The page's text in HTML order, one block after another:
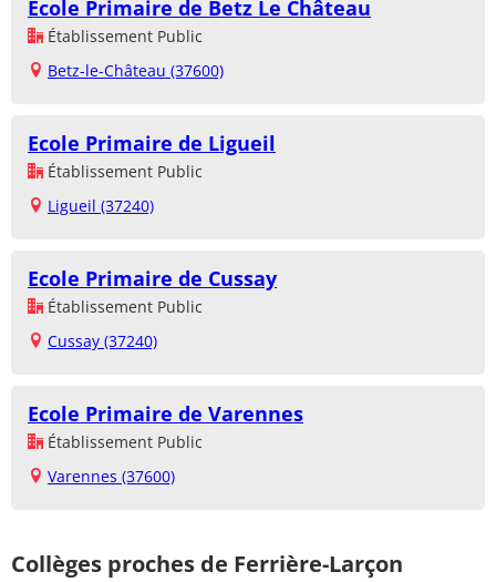
Ecole Primaire de Betz Le Château
Établissement Public
Betz-le-Château (37600)
Ecole Primaire de Ligueil
Établissement Public
Ligueil (37240)
Ecole Primaire de Cussay
Établissement Public
Cussay (37240)
Ecole Primaire de Varennes
Établissement Public
Varennes (37600)
Collèges proches de Ferrière-Larçon